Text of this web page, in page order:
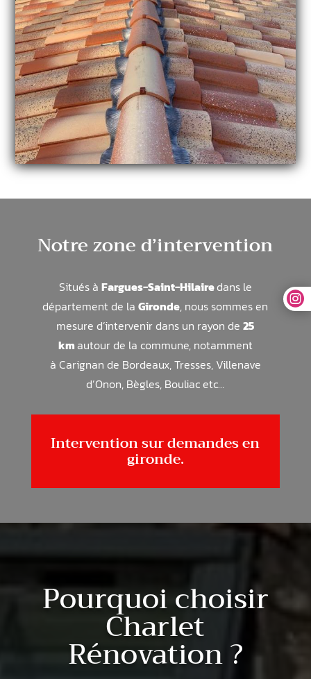
Notre zone d’intervention
Situés à Fargues-Saint-Hilairedans le
département de la Gironde, nous sommes en
mesure d’intervenir dans un rayon de 25
km autour de la commune, notamment
à Carignan de Bordeaux, Tresses, Villenave
d’Onon, Bègles, Bouliac etc…
Intervention sur demandes en
gironde.
Pourquoi choisir
Charlet
Rénovation ?
